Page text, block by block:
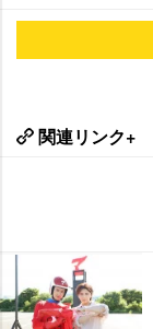
関連リンク+